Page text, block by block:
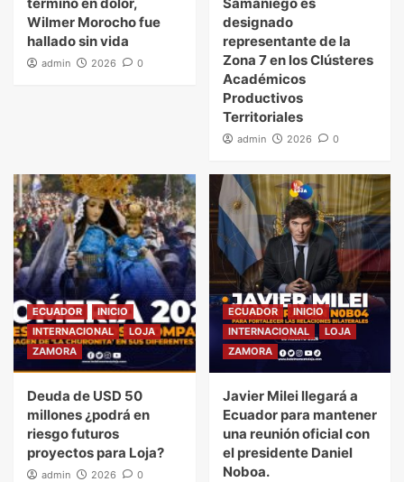
Wilmer Morocho fue
hallado sin vida
admin 2026 0
designado
representante de la
Zona 7 en los Clústeres
Académicos
Productivos
Territoriales
admin 2026 0
ECUADOR
INICIO
INTERNACIONAL
LOJA
ZAMORA
Deuda de USD 50
millones ¿podrá en
riesgo futuros
proyectos para Loja?
admin 2026 0
ECUADOR
INICIO
INTERNACIONAL
LOJA
ZAMORA
Javier Milei llegará a
Ecuador para mantener
una reunión oficial con
el presidente Daniel
Noboa.